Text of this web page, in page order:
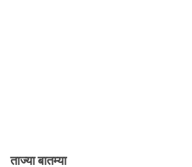
ताज्या बातम्या